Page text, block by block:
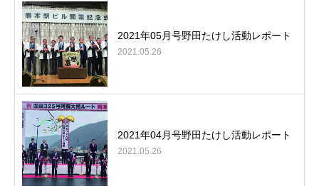
2021年05月号野田たけし活動レポート
2021.05.26
2021年04月号野田たけし活動レポート
2021.05.26